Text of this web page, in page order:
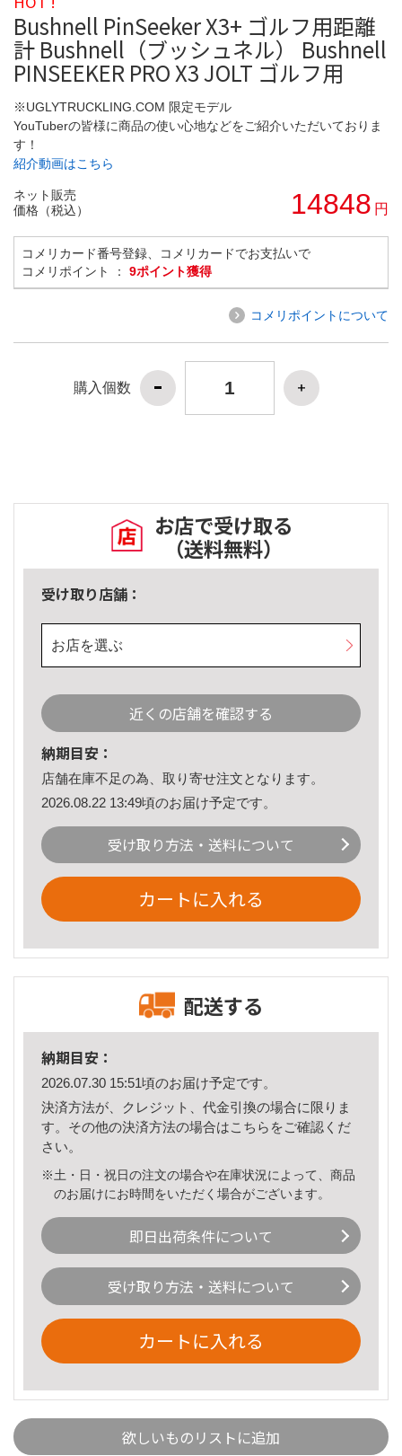
Bushnell PinSeeker X3+ ゴルフ用距離
計 Bushnell（ブッシュネル） Bushnell
PINSEEKER PRO X3 JOLT ゴルフ用
※UGLYTRUCKLING.COM 限定モデル
YouTuberの皆様に商品の使い心地などをご紹介いただいておりま
す！
紹介動画はこちら
ネット販売
価格（税込）
14848 円
コメリカード番号登録、コメリカードでお支払いで
コメリポイント ： 9ポイント獲得
コメリポイントについて
購入個数
お店で受け取る
（送料無料）
受け取り店舗：
お店を選ぶ
近くの店舗を確認する
納期目安：
店舗在庫不足の為、取り寄せ注文となります。
2026.08.22 13:49頃のお届け予定です。
受け取り方法・送料について
カートに入れる
配送する
納期目安：
2026.07.30 15:51頃のお届け予定です。
決済方法が、クレジット、代金引換の場合に限りま
す。その他の決済方法の場合はこちら をご確認くだ
さい。
※土・日・祝日の注文の場合や在庫状況によって、商品
のお届けにお時間をいただく場合がございます。
即日出荷条件について
受け取り方法・送料について
カートに入れる
欲しいものリストに追加